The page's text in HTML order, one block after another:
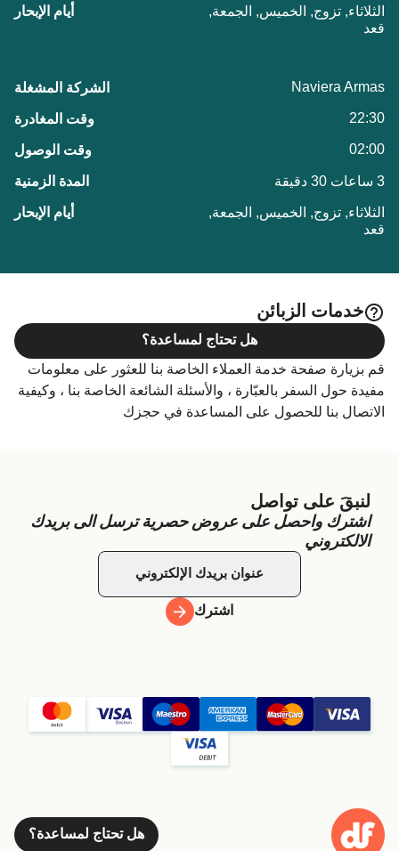
الثلاثاء, تزوج, الخميس, الجمعة,
قعد
Naviera Armas
22:30
02:00
3 ساعات 30 دقيقة
الثلاثاء, تزوج, الخميس, الجمعة,
قعد
خدمات الزبائن
قم بزيارة صفحة خدمة العملاء الخاصة بنا للعثور على معلومات
مفيدة حول السفر بالعبّارة ، والأسئلة الشائعة الخاصة بنا ، وكيفية
الاتصال بنا للحصول على المساعدة في حجزك
هل تحتاج لمساعدة؟
لنبقَ على تواصل
اشترك واحصل على عروض حصرية ترسل الى بريدك
الالكتروني
اشترك
هل تحتاج لمساعدة؟